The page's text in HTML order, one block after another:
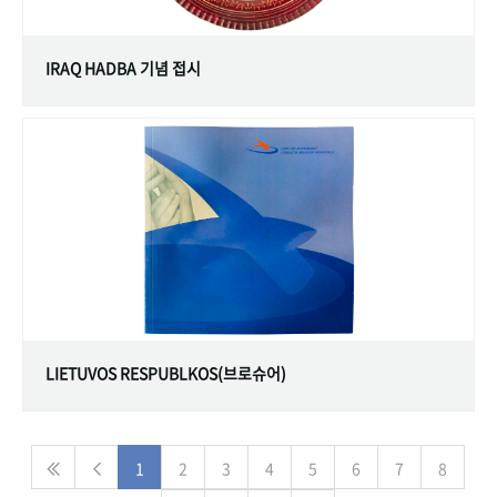
IRAQ HADBA 기념 접시
LIETUVOS RESPUBLKOS(브로슈어)
1 2 3 4 5 6 7 8